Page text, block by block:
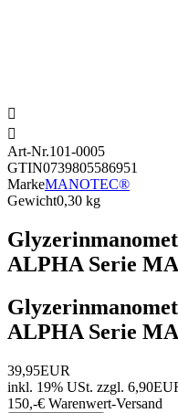


Art-Nr.101-0005
GTIN0739805586951
MarkeMANOTEC®
Gewicht0,30 kg
ALPHA Serie
ALPHA Serie
39,95EUR
inkl. 19% USt. zzgl.
150,-€ Warenwert-Versand